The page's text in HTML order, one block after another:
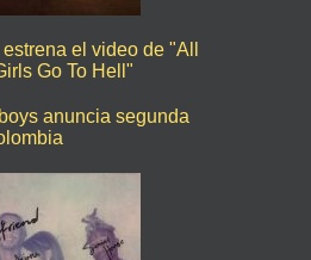
el video de "All
Go To Hell"
anuncia segunda